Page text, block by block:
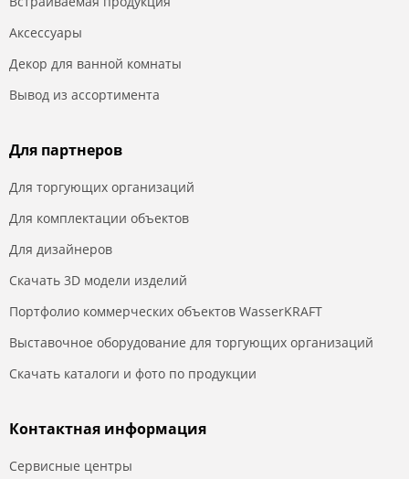
Аксессуары
Декор для ванной комнаты
Вывод из ассортимента
Для партнеров
Для торгующих организаций
Для комплектации объектов
Для дизайнеров
Скачать 3D модели изделий
Портфолио коммерческих объектов WasserKRAFT
Выставочное оборудование для торгующих организаций
Скачать каталоги и фото по продукции
Контактная информация
Сервисные центры